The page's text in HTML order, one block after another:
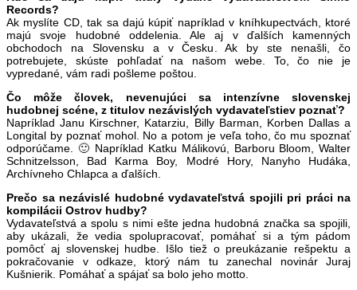
Records?
Ak myslíte CD, tak sa dajú kúpiť napríklad v kníhkupectvách, ktoré
majú svoje hudobné oddelenia. Ale aj v ďalších kamenných
obchodoch na Slovensku a v Česku. Ak by ste nenašli, čo
potrebujete, skúste pohľadať na našom webe. To, čo nie je
vypredané, vám radi pošleme poštou.
Čo môže človek, nevenujúci sa intenzívne slovenskej
hudobnej scéne, z titulov nezávislých vydavateľstiev poznať?
Napríklad Janu Kirschner, Katarziu, Billy Barman, Korben Dallas a
Longital by poznať mohol. No a potom je veľa toho, čo mu spoznať
odporúčame. 🙂 Napríklad Katku Málikovú, Barboru Bloom, Walter
Schnitzelsson, Bad Karma Boy, Modré Hory, Nanyho Hudáka,
Archívneho Chlapca a ďalších.
Prečo sa nezávislé hudobné vydavateľstvá spojili pri práci na
kompilácii Ostrov hudby?
Vydavateľstvá a spolu s nimi ešte jedna hudobná značka sa spojili,
aby ukázali, že vedia spolupracovať, pomáhať si a tým pádom
pomôcť aj slovenskej hudbe. Išlo tiež o preukázanie rešpektu a
pokračovanie v odkaze, ktorý nám tu zanechal novinár Juraj
Kušnierik. Pomáhať a spájať sa bolo jeho motto.